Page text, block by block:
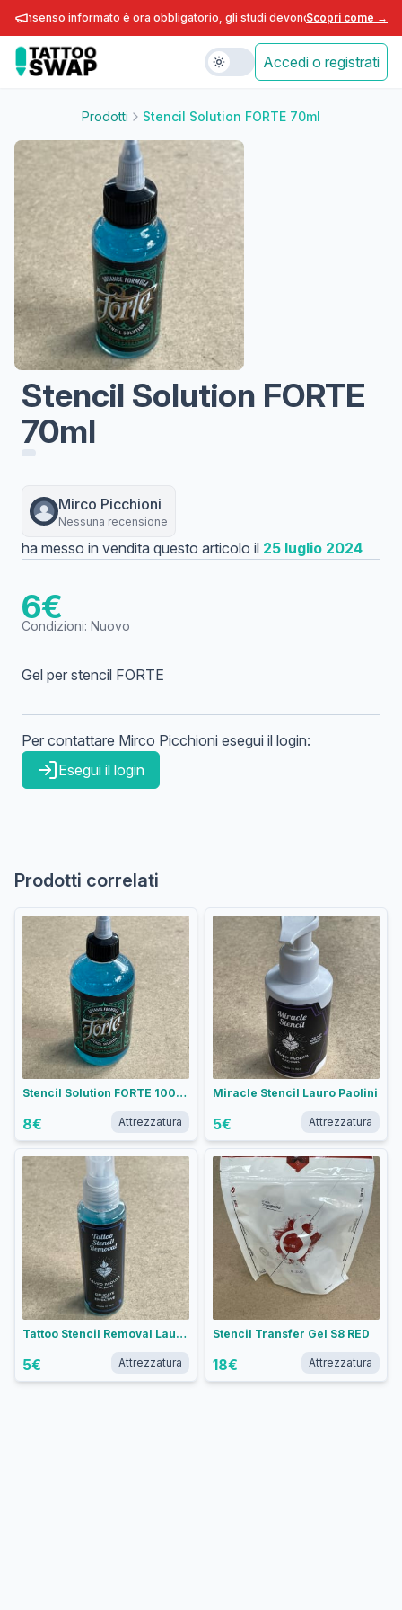
informato è ora obbligatorio, gli studi devono adeguarsi entro
Scopri come →
Accedi o registrati
Prodotti Stencil Solution FORTE 70ml
Stencil Solution FORTE
70ml
Mirco Picchioni
Nessuna recensione
ha messo in vendita questo articolo il 25 luglio 2024
6€
Condizioni: Nuovo
Gel per stencil FORTE
Per contattare Mirco Picchioni esegui il login:
Esegui il login
Prodotti correlati
Stencil Solution FORTE 100ml
8€ Attrezzatura
Miracle Stencil Lauro Paolini
5€ Attrezzatura
Tattoo Stencil Removal Lauro Paolini
5€ Attrezzatura
Stencil Transfer Gel S8 RED
18€ Attrezzatura